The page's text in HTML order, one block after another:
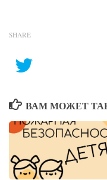
SHARE
ВАМ МОЖЕТ